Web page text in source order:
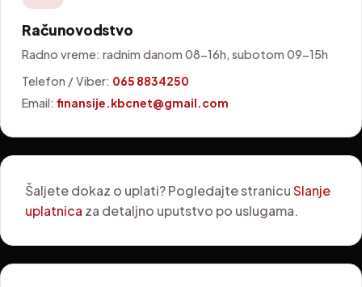
Računovodstvo
Radno vreme: radnim danom 08-16h, subotom 09-15h
Telefon / Viber: 065 8834250
Email: finansije.kbcnet@gmail.com
Šaljete dokaz o uplati? Pogledajte stranicuSlanje
uplatnica za detaljno uputstvo po uslugama.